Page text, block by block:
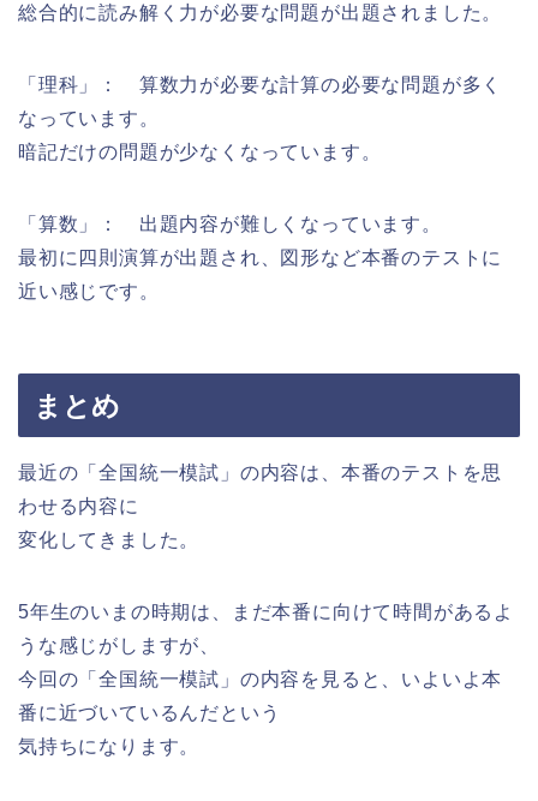
総合的に読み解く力が必要な問題が出題されました。
「理科」： 算数力が必要な計算の必要な問題が多く
なっています。
暗記だけの問題が少なくなっています。
「算数」： 出題内容が難しくなっています。
最初に四則演算が出題され、図形など本番のテストに
近い感じです。
まとめ
最近の「全国統一模試」の内容は、本番のテストを思
わせる内容に
変化してきました。
5年生のいまの時期は、まだ本番に向けて時間があるよ
うな感じがしますが、
今回の「全国統一模試」の内容を見ると、いよいよ本
番に近づいているんだという
気持ちになります。